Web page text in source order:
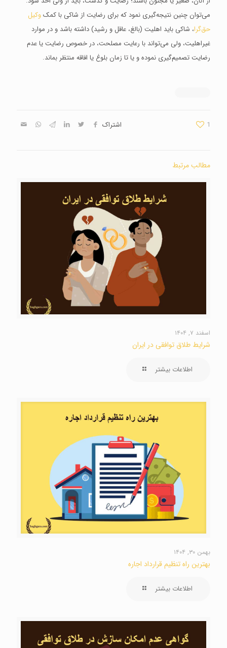
می‌توان چنین نتیجه‌گیری نمود که برای رضایت از شاکی با کمکوکیل
حق‌گرا، شاکی باید اهلیت (بالغ، عاقل و رشید) داشته باشد و در موارد
غیر‌اهلیت، ولی می‌تواند با رعایت مصلحت، در خصوص رضایت یا عدم
رضایت تصمیم‌گیری نموده و یا تا زمان بلوغ یا افاقه منتظر بماند.
اشتراک 1
مطالب مرتبط
اسفند ۷, ۱۴۰۴
شرایط طلاق توافقی در ایران
اطلاعات بیشتر
بهمن ۳۰, ۱۴۰۴
بهترین راه تنظیم قرارداد اجاره
اطلاعات بیشتر